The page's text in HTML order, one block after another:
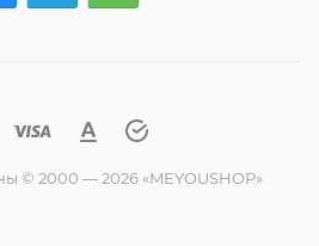
© 2000 — 2026 «MEYOUSHOP»